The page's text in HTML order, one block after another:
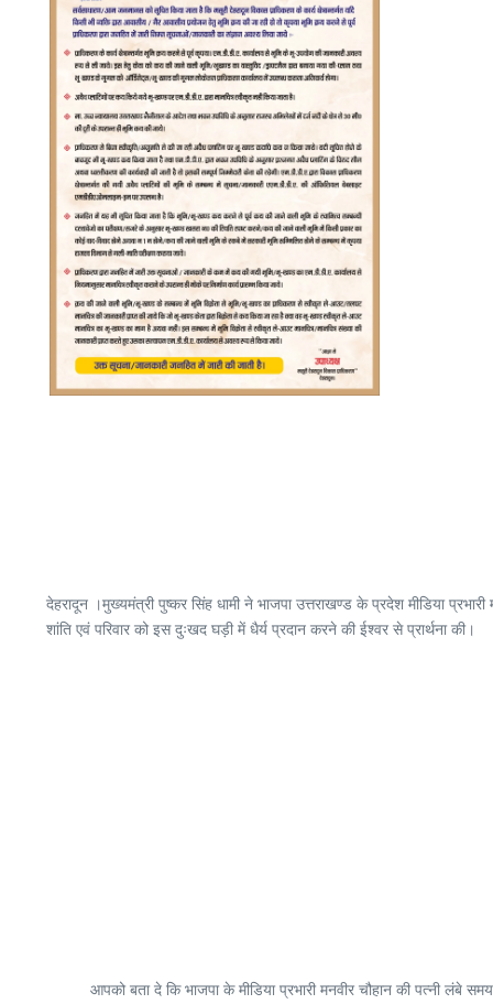
देहरादून ।मुख्यमंत्री पुष्कर सिंह धामी ने भाजपा उत्तराखण्ड के प्रदेश मीडिया
शांति एवं परिवार को इस दुःखद घड़ी में धैर्य प्रदान करने की ईश्वर से प्रार्थना की।
आपको बता दे कि भाजपा के मीडिया प्रभारी मनवीर चौहान की पत्नी लंबे